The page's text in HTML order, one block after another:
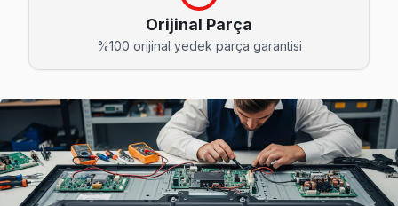
Beyoğlu'da Bostan mahallesi Profilo TV servisi için
Beyoğlu TV Servis Merkezi →
Bülbül Profilo Servis
Beyoğlu'da Bülbül mahallesi için Profilo TV fiyat teklifi
Beyoğlu Profilo Servis →
Camii Kebir Profilo Servis
Camii Kebir'deki Profilo TV kullanıcılarına ikinci el cihaz
Orijinal Parça
%100 orijinal yedek parça garantisi